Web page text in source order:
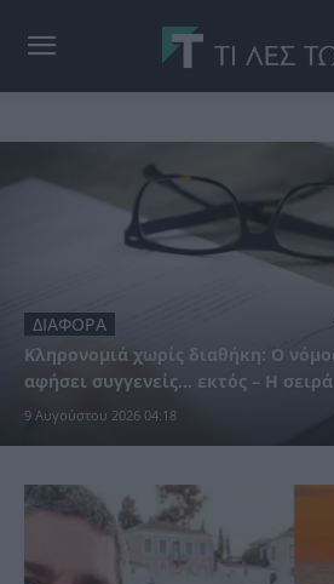
ΔΙΑΦΟΡΑ
Κληρονομιά χωρίς διαθήκη: Ο
αφήσει συγγενείς… εκτός – Η σειρά
9 Αυγούστου 2026 04:18